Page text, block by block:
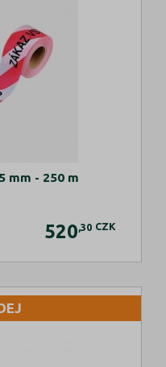
mm - 250 m
520 ,30 CZK